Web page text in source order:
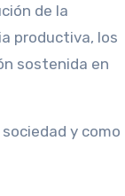
de la
productiva, los
sostenida en
y como